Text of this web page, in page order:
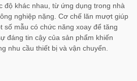
độ khác nhau, từ ứng dụng trong nhà
nghiệp nặng. Cơ chế lăn mượt giúp
số mẫu có chức năng xoay để tăng
đáng tin cậy của sản phẩm khiến
nhu cầu thiết bị và vận chuyển.